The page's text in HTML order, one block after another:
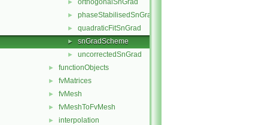
► orthogonalSnGrad
► phaseStabilisedSnGrad
► quadraticFitSnGrad
► snGradScheme
► uncorrectedSnGrad
► functionObjects
► fvMatrices
► fvMesh
► fvMeshToFvMesh
► interpolation